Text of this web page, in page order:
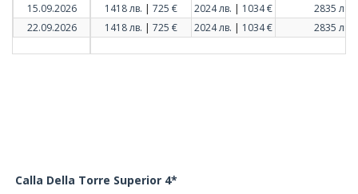
15.09.2026
22.09.2026
1418 лв. | 725 € 2024 лв. | 1034 € 2835 лв.
1418 лв. | 725 € 2024 лв. | 1034 € 2835 лв.
Calla Della Torre Superior 4*